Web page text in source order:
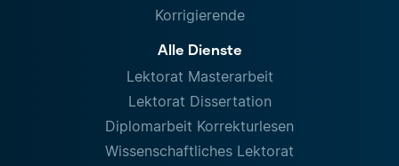
Korrigierende
Alle Dienste
Lektorat Masterarbeit
Lektorat Dissertation
Diplomarbeit Korrekturlesen
Wissenschaftliches Lektorat